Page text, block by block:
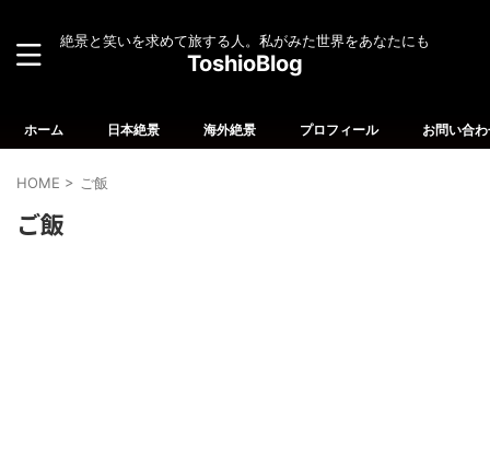
絶景と笑いを求めて旅する人。私がみた世界をあなたにも
ToshioBlog
ホーム 日本絶景 海外絶景 プロフィール お問い合
HOME > ご飯
ご飯